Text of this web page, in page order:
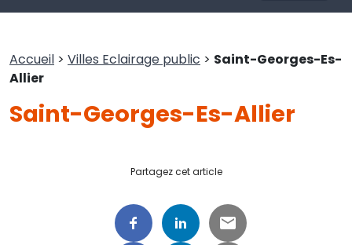
Accueil > Villes Eclairage public > Saint-Georges-Es-
Allier
Saint-Georges-Es-Allier
Partagez cet article